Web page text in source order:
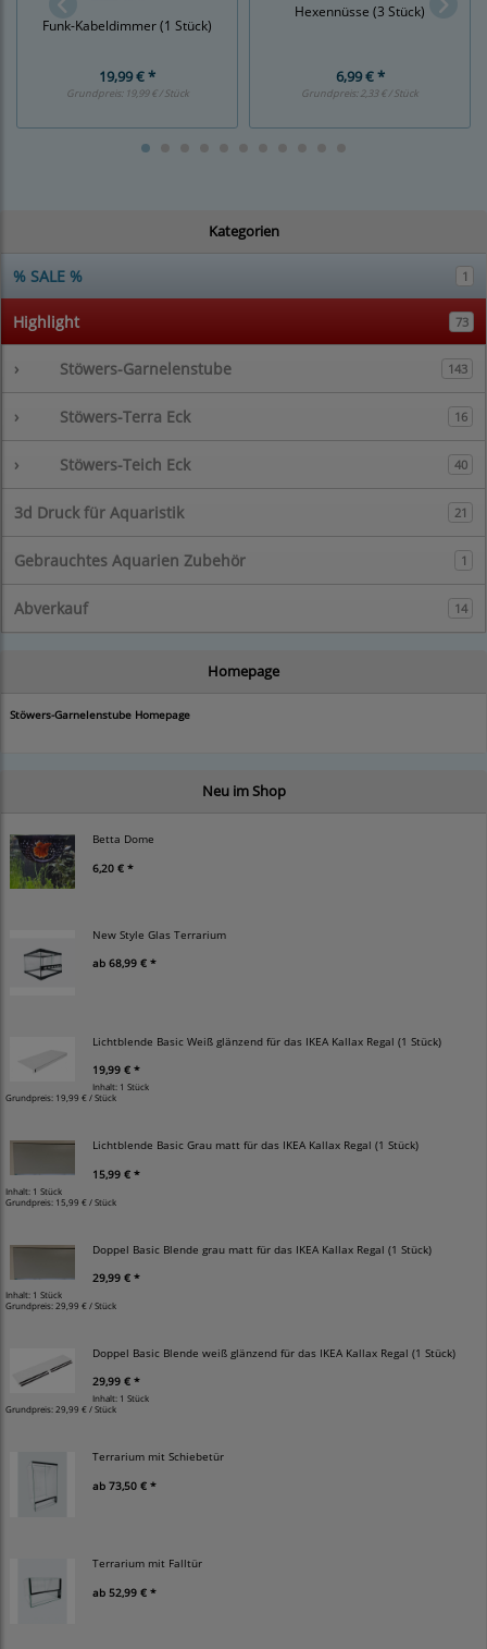
Kategorien
% SALE % 1
Highlight 73
› Stöwers-Garnelenstube 143
› Stöwers-Terra Eck 16
› Stöwers-Teich Eck 40
3d Druck für Aquaristik 21
Gebrauchtes Aquarien Zubehör 1
Abverkauf 14
Homepage
Stöwers-Garnelenstube Homepage
Neu im Shop
Betta Dome
6,20 € *
New Style Glas Terrarium
ab 68,99 € *
Lichtblende Basic Weiß glänzend für das IKEA Kallax Regal (1 Stück)
19,99 € *
Inhalt: 1 Stück
Grundpreis: 19,99 € / Stück
Lichtblende Basic Grau matt für das IKEA Kallax Regal (1 Stück)
15,99 € *
Inhalt: 1 Stück
Grundpreis: 15,99 € / Stück
Doppel Basic Blende grau matt für das IKEA Kallax Regal (1 Stück)
29,99 € *
Inhalt: 1 Stück
Grundpreis: 29,99 € / Stück
Doppel Basic Blende weiß glänzend für das IKEA Kallax Regal (1 Stück)
29,99 € *
Inhalt: 1 Stück
Grundpreis:29,99 € / Stück
Terrarium mit Schiebetür
ab 73,50 € *
Terrarium mit Falltür
ab 52,99 € *
Funk-Kabeldimmer (1 Stück)
19,99 € *
Grundpreis: 19,99 € / Stück
Hexennüsse (3 Stück)
6,99 € *
Grundpreis:2,33 € / Stück